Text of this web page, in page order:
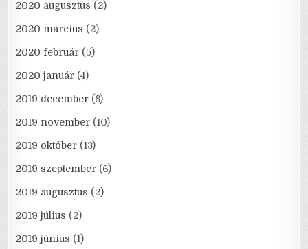
2020 augusztus (2)
2020 március (2)
2020 február (5)
2020 január (4)
2019 december (8)
2019 november (10)
2019 október (13)
2019 szeptember (6)
2019 augusztus (2)
2019 július (2)
2019 június (1)